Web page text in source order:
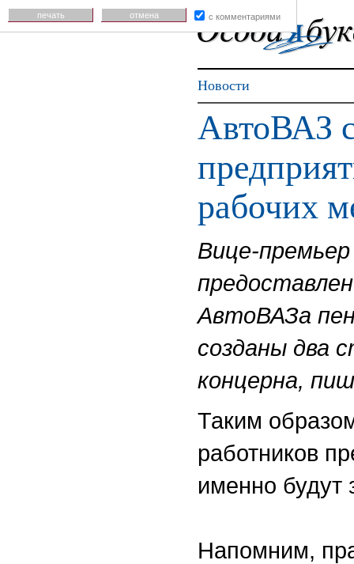
Новости
АвтоВАЗ
рабочих
Вице-
АвтоВАЗа
созданы два
концерна,
Таким
работников
именно будут
Напомним,
печать отмена с комментариями